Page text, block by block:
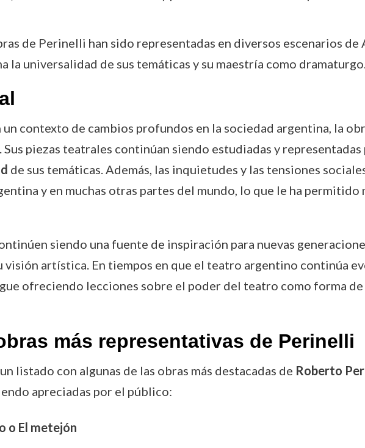
de Perinelli han sido representadas en diversos escenarios
la universalidad de sus temáticas y su maestría como
un contexto de cambios profundos en la sociedad argentina, la
piezas teatrales continúan siendo estudiadas y
de sus temáticas. Además, las inquietudes y las tensiones
y en muchas otras partes del mundo, lo que le ha
siendo una fuente de inspiración para nuevas
visión artística. En tiempos en que el teatro argentino continúa
ofreciendo lecciones sobre el poder del teatro como forma
más representativas de Perinelli
listado con algunas de las obras más destacadas de Roberto
apreciadas por el público:
o El metejón